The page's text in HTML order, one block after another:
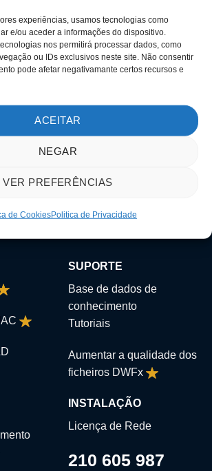
experiências, usamos tecnologias como
e/ou aceder a informações do dispositivo.
nos permitirá processar dados, como
ou IDs exclusivos neste site. Não consentir
pode afetar negativamante certos recursos e
ACEITAR
NEGAR
VER PREFERÊNCIAS
de CookiesPolitica de Privacidade
SUPORTE
Base de dados de
conhecimento
Tutoriais
Aumentar a qualidade dos
ficheiros DWFx
INSTALAÇÃO
Licença de Rede
210 605 987